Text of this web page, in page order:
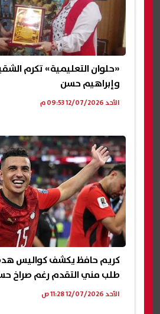
«حلوان التعليمية» تكرم
وإبراهيم حسن
الأحد 12/07/2026 09:53 م
كريم حافظ يكشف كواليس هدف
طلب مني التقدم رغم صراخ
الأحد 12/07/2026 11:28 ص